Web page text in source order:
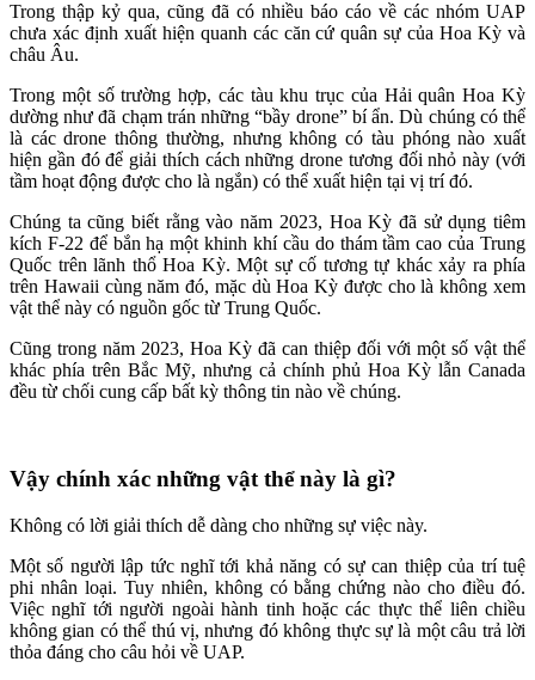
Trong thập kỷ qua, cũng đã có nhiều báo cáo về các nhóm UAP
chưa xác định xuất hiện quanh các căn cứ quân sự của Hoa Kỳ và
châu Âu.
Trong một số trường hợp, các tàu khu trục của Hải quân Hoa Kỳ
dường như đã chạm trán những “bầy drone” bí ẩn. Dù chúng có thể
là các drone thông thường, nhưng không có tàu phóng nào xuất
hiện gần đó để giải thích cách những drone tương đối nhỏ này (với
tầm hoạt động được cho là ngắn) có thể xuất hiện tại vị trí đó.
Chúng ta cũng biết rằng vào năm 2023, Hoa Kỳ đã sử dụng tiêm
kích F-22 để bắn hạ một khinh khí cầu do thám tầm cao của Trung
Quốc trên lãnh thổ Hoa Kỳ. Một sự cố tương tự khác xảy ra phía
trên Hawaii cùng năm đó, mặc dù Hoa Kỳ được cho là không xem
vật thể này có nguồn gốc từ Trung Quốc.
Cũng trong năm 2023, Hoa Kỳ đã can thiệp đối với một số vật thể
khác phía trên Bắc Mỹ, nhưng cả chính phủ Hoa Kỳ lẫn Canada
đều từ chối cung cấp bất kỳ thông tin nào về chúng.
Vậy chính xác những vật thể này là gì?
Không có lời giải thích dễ dàng cho những sự việc này.
Một số người lập tức nghĩ tới khả năng có sự can thiệp của trí tuệ
phi nhân loại. Tuy nhiên, không có bằng chứng nào cho điều đó.
Việc nghĩ tới người ngoài hành tinh hoặc các thực thể liên chiều
không gian có thể thú vị, nhưng đó không thực sự là một câu trả lời
thỏa đáng cho câu hỏi về UAP.